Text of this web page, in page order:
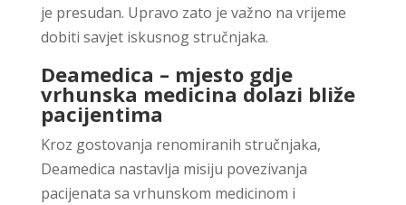
je presudan. Upravo zato je važno na vrijeme
dobiti savjet iskusnog stručnjaka.
Deamedica – mjesto gdje
vrhunska medicina dolazi bliže
pacijentima
Kroz gostovanja renomiranih stručnjaka,
Deamedica nastavlja misiju povezivanja
pacijenata sa vrhunskom medicinom i